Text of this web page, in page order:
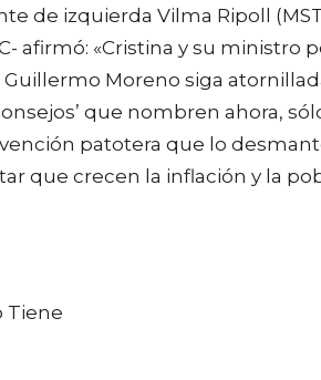
de izquierda Vilma Ripoll
afirmó: «Cristina y su ministro
Moreno siga
que nombren ahora,
patotera que lo
que crecen la inflación y la
Tiene